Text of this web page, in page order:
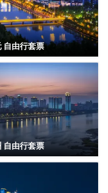
自由行套票
自由行套票